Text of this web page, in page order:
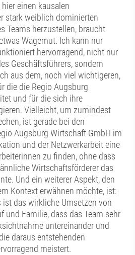
einen kausalen
stark weiblich dominierten
Teams herzustellen, braucht
Wagemut. Ich kann nur
hervorragend, nicht nur
Geschäftsführers, sondern
aus dem, noch viel wichtigeren,
die die Regio Augsburg
und für die sich ihre
Vielleicht, um zumindest
ist gerade bei den
Augsburg Wirtschaft GmbH im
und der Netzwerkarbeit eine
zu finden, ohne dass
Wirtschaftsförderer das
Und ein weiterer Aspekt, den
Kontext erwähnen möchte, ist:
ist das wirkliche Umsetzen von
und Familie, dass das Team sehr
untereinander und
daraus entstehenden
meistert.